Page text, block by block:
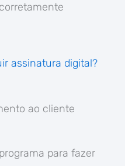
assinatura digital?
ao cliente
para fazer